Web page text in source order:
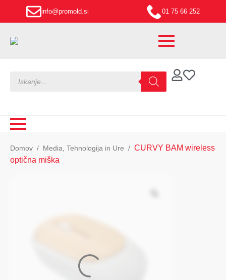
info@promold.si 01 75 66 252
search
Domov Media, Tehnologija in Ure
CURVY BAM wireless
optična miška